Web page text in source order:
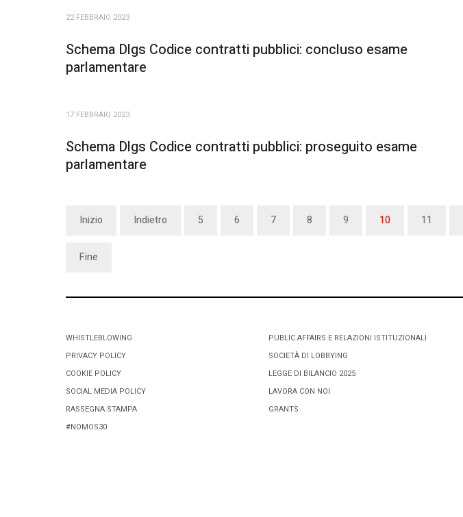
22 FEBBRAIO 2023
Schema Dlgs Codice contratti pubblici: concluso esame
parlamentare
17 FEBBRAIO 2023
Schema Dlgs Codice contratti pubblici: proseguito esame
parlamentare
Inizio Indietro 5 6 7 8 9 10 11
Fine
WHISTLEBLOWING
PRIVACY POLICY
COOKIE POLICY
SOCIAL MEDIA POLICY
RASSEGNA STAMPA
#NOMOS30
PUBLIC AFFAIRS E RELAZIONI ISTITUZIONALI
SOCIETÀ DI LOBBYING
LEGGE DI BILANCIO 2025
LAVORA CON NOI
GRANTS